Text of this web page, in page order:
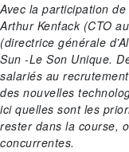
Avec la participation
Arthur Kenfack (CTO
(directrice générale
Sun -Le Son Unique.
salariés au
des nouvelles
ici quelles sont les
rester dans la course,
concurrentes.